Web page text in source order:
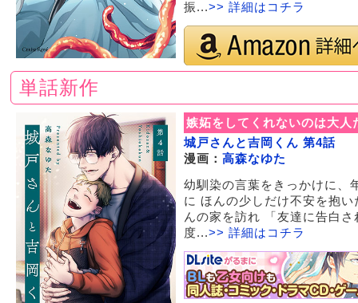
振...>> 詳細はコチラ
単話新作
嫉妬をしてくれないのは大
城戸さんと吉岡くん 第4話
漫画： 高森なゆた
幼馴染の言葉をきっかけに、
に ほんの少しだけ不安を抱
んの家を訪れ 「友達に告白
度...>> 詳細はコチラ